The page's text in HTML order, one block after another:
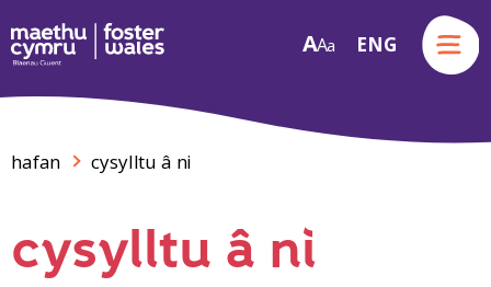
Skip to content
AA a ENG
Menu
hafan cysylltu â ni
cysylltu â ni